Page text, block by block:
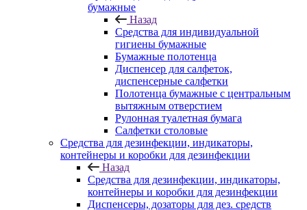
бумажные
Назад
Средства для индивидуальной
гигиены бумажные
Бумажные полотенца
Диспенсер для салфеток,
диспенсерные салфетки
Полотенца бумажные с центральным
вытяжным отверстием
Рулонная туалетная бумага
Салфетки столовые
Средства для дезинфекции, индикаторы,
контейнеры и коробки для дезинфекции
Назад
Средства для дезинфекции, индикаторы,
контейнеры и коробки для дезинфекции
Диспенсеры, дозаторы для дез. средств